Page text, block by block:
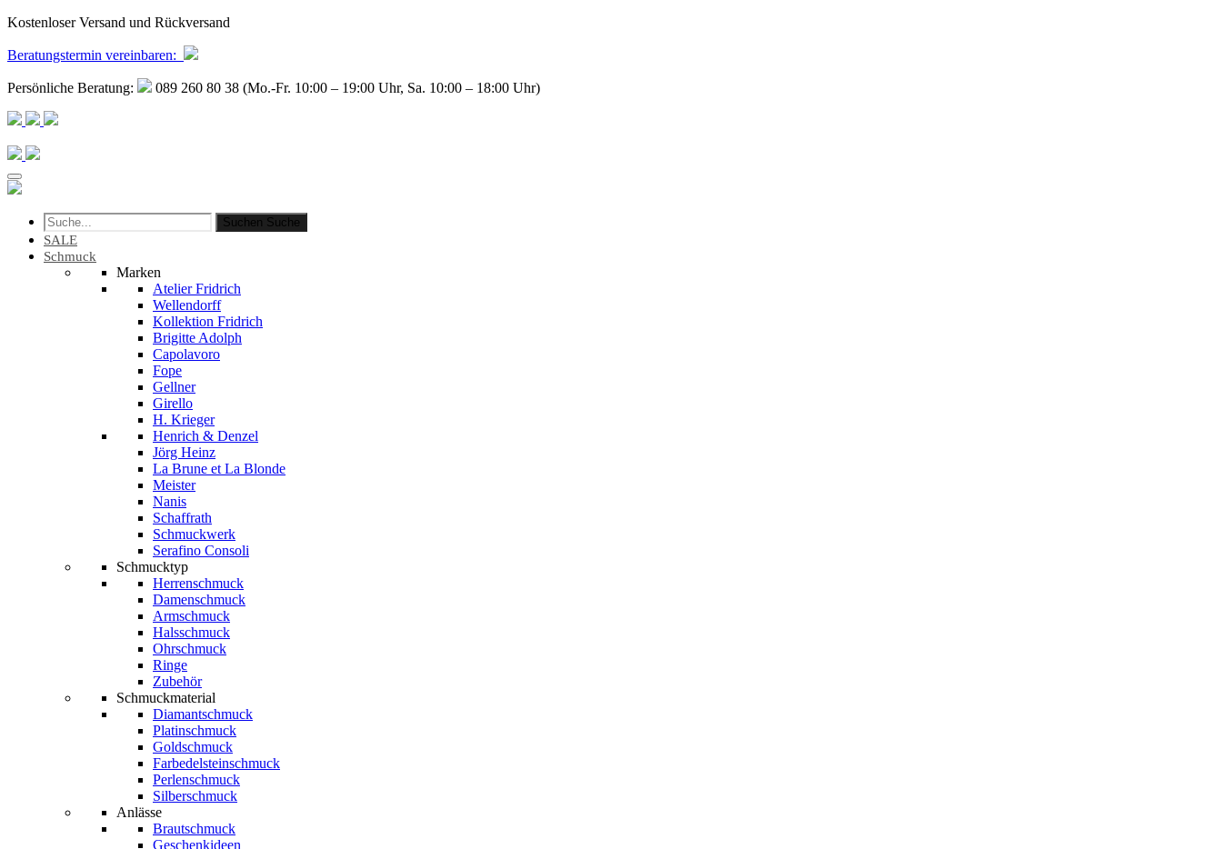
Kostenloser Versand und Rückversand
Beratungstermin vereinbaren:
Persönliche Beratung: 089 260 80 38 (Mo.-Fr. 10:00 – 19:00 Uhr, Sa. 10:00 – 18:00 Uhr)
Suchen Suche
SALE
Schmuck
Marken
Atelier Fridrich
Wellendorff
Kollektion Fridrich
Brigitte Adolph
Capolavoro
Fope
Gellner
Girello
H. Krieger
Henrich & Denzel
Jörg Heinz
La Brune et La Blonde
Meister
Nanis
Schaffrath
Schmuckwerk
Serafino Consoli
Schmucktyp
Herrenschmuck
Damenschmuck
Armschmuck
Halsschmuck
Ohrschmuck
Ringe
Zubehör
Schmuckmaterial
Diamantschmuck
Platinschmuck
Goldschmuck
Farbedelsteinschmuck
Perlenschmuck
Silberschmuck
Anlässe
Brautschmuck
Geschenkideen